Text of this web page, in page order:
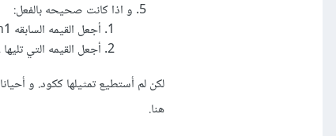
و اذا كانت صحيحه بالفعل:
أجعل القيمه السابقه n1 مساويه للرقم المدخل.
أجعل القيمه التي تليها n2 مساويه للقيمه n1.
لكن لم أستطيع تمثيلها ككود. و
هنا.